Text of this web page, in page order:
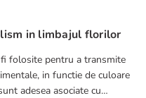
in limbajul florilor
folosite pentru a transmite
in functie de culoare
adesea asociate cu